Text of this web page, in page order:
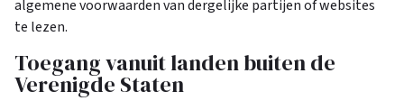
algemene voorwaarden van dergelijke partijen of websites
te lezen.
Toegang vanuit landen buiten de
Verenigde Staten